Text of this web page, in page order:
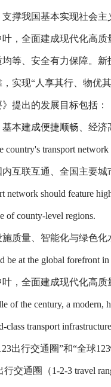
撑我国基本实现社会主
，全面建成现代化高
等、安全有力保障。
，实现“人享其行、物优
》提出的发展目标包括：
基本建成便捷顺畅、经济
country's transport
互联互通、全国主要城
network should feature
of county-level regions.
质量、智能化与绿色化
be at the global forefront
，全面建成现代化高质
of the century, a modern,
transport
出行交通圈”和“全球123
行交通圈（1-2-3 travel